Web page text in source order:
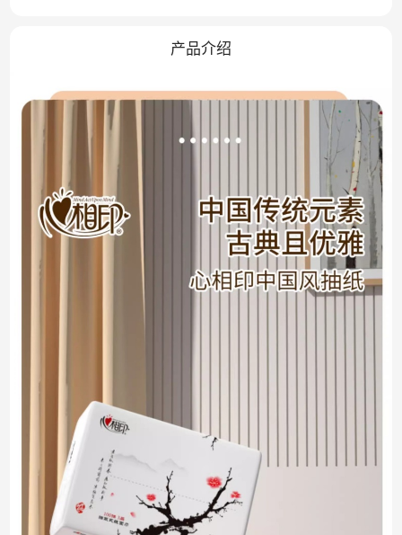
产品介绍